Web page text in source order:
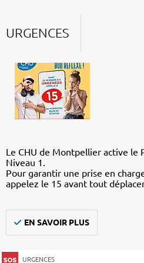
URGENCES
Le CHU de Montpellier active le
Niveau 1.
Pour garantir une prise en
appelez le 15 avant tout
EN SAVOIR PLUS
URGENCES